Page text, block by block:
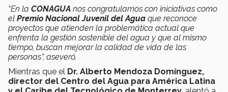
“En la CONAGUA nos congratulamos con iniciativas como
el Premio Nacional Juvenil del Agua que reconoce
proyectos que atienden la problemática actual que
enfrenta la gestión sostenible del agua y que al mismo
tiempo, buscan mejorar la calidad de vida de las
personas”, aseveró.
Mientras que el Dr. Alberto Mendoza Domínguez,
director del Centro del Agua para América Latina